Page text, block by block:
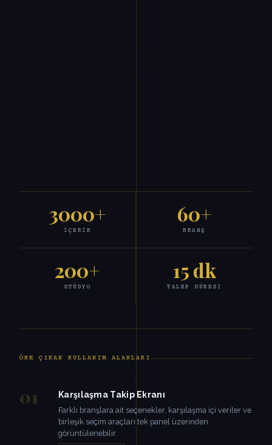
3000+
İÇERIK
60+
BRANŞ
200+
STÜDYO
15 dk
TALEP SÜRESI
ÖNE ÇIKAN KULLANIM ALANLARI
01 Karşılaşma Takip Ekranı
Farklı branşlara ait seçenekler, karşılaşma içi veriler ve
birleşik seçim araçları tek panel üzerinden
görüntülenebilir.